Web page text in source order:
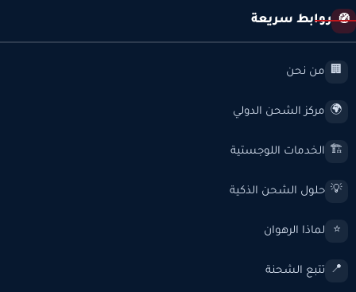
🧭 روابط سريعة
🏢 من نحن
🌍 مركز الشحن الدولي
🏗️ الخدمات اللوجستية
💡 حلول الشحن الذكية
⭐ لماذا الرهوان
📍 تتبع الشحنة